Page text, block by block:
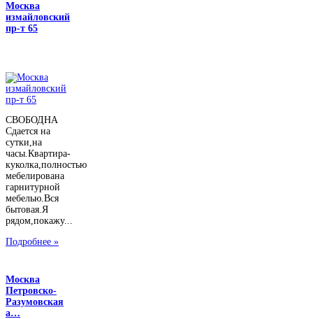
Москва
измайловский
пр-т 65
СВОБОДНА
Сдается на
сутки,на
часы.Квартира-
куколка,полностью
мебелирована
гарнитурной
мебелью.Вся
бытовая.Я
рядом,покажу...
Подробнее »
Москва
Петровско-
Разумовская
а…